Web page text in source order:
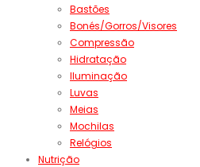
Bastões
Bonés/Gorros/Visores
Compressão
Hidratação
Iluminação
Luvas
Meias
Mochilas
Relógios
Nutrição